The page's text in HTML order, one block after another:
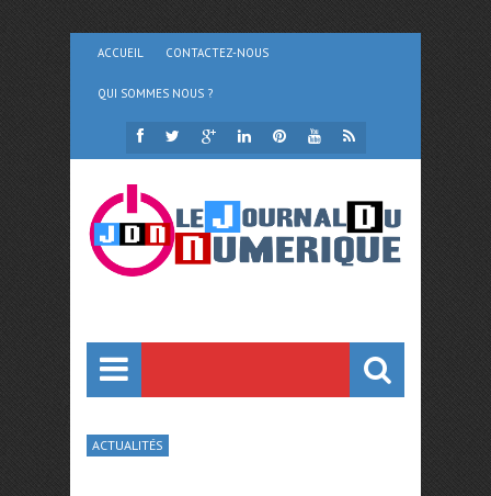
ACCUEIL CONTACTEZ-NOUS
QUI SOMMES NOUS ?
ACTUALITÉS